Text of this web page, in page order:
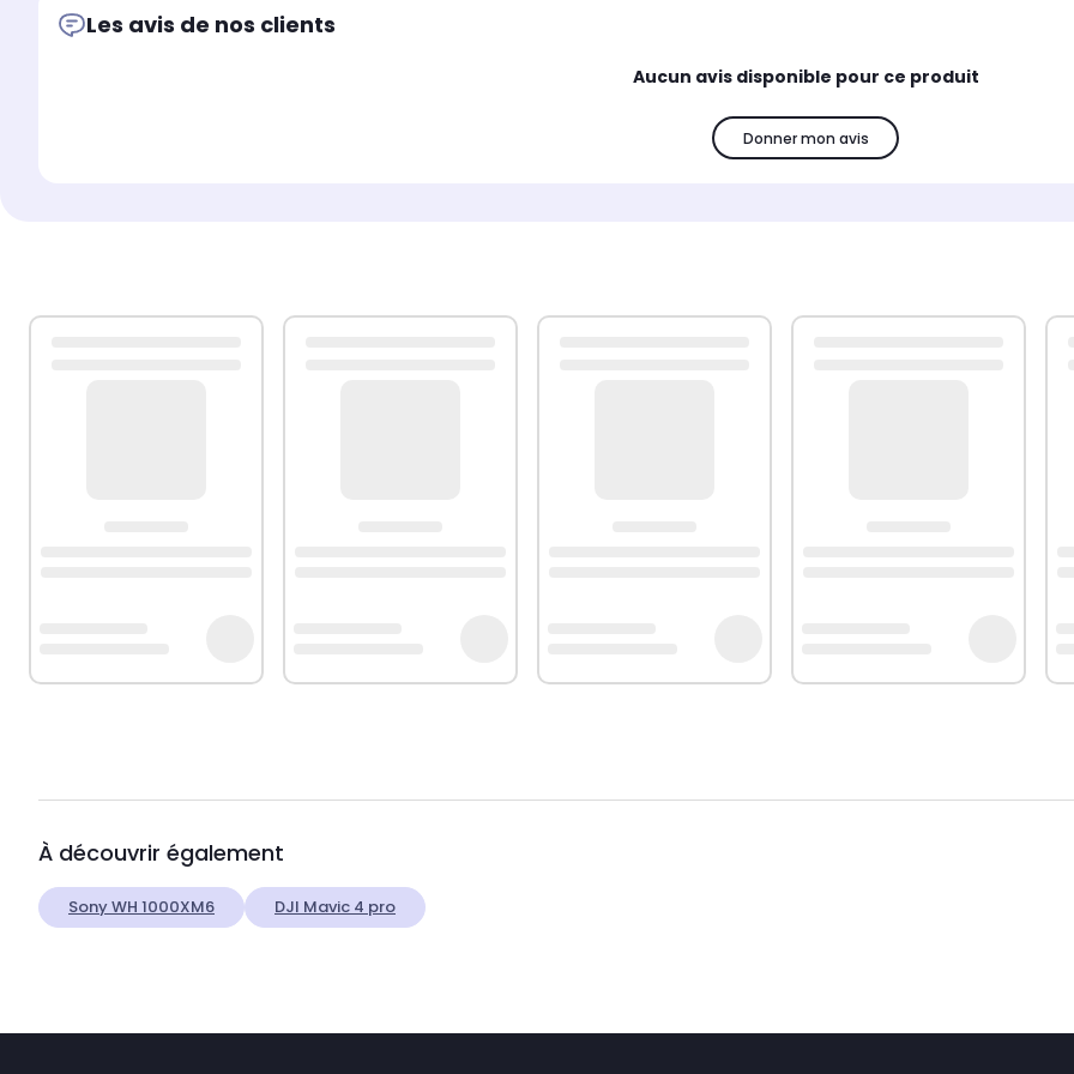
Design personnalisable : le meuble TV flottant offre des possibilités de conception infinies, vous permettant de l'utiliser
Bon à savoir :Les vis et les chevilles pour l'intérieur du mur ne sont pas incluses.
Les avis de nos clients
Aucun avis disponible pour ce produit
Donner mon avis
À découvrir également
Sony WH 1000XM6 DJI Mavic 4 pro